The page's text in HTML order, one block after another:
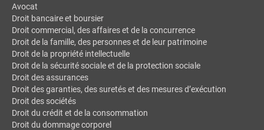
Avocat
Droit bancaire et boursier
Droit commercial, des affaires et de la concurrence
Droit de la famille, des personnes et de leur patrimoine
Droit de la propriété intellectuelle
Droit de la sécurité sociale et de la protection sociale
Droit des assurances
Droit des garanties, des suretés et des mesures d’exécution
Droit des sociétés
Droit du crédit et de la consommation
Droit du dommage corporel